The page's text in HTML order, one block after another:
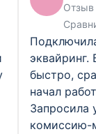
Отзыв
эквайринг.
быстро,
начал
Запросила
комиссию-